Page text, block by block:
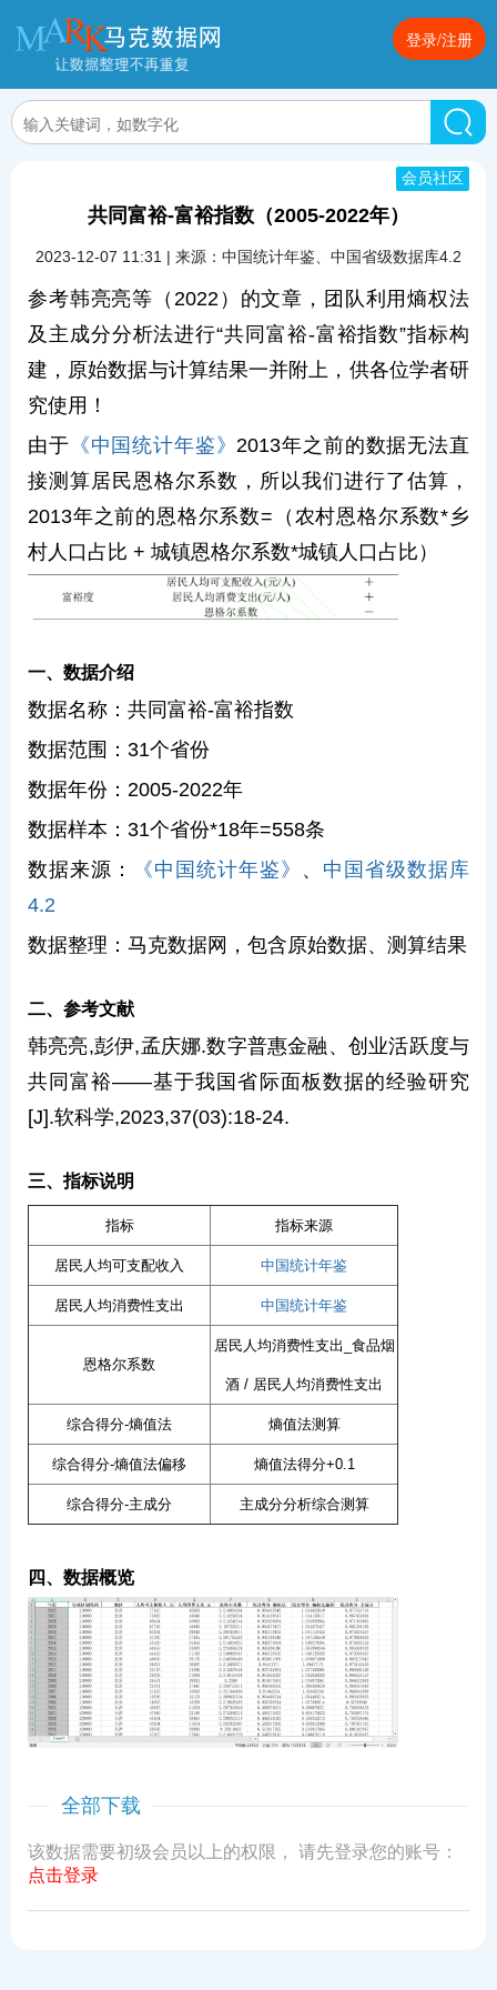
登录/注册
共同富裕-富裕指数（2005-2022年）
会员社区
2023-12-07 11:31 | 来源：中国统计年鉴、中国省级数据库4.2
参考韩亮亮等（2022）的文章，团队利用熵权法
及主成分分析法进行“共同富裕-富裕指数”指标构
建，原始数据与计算结果一并附上，供各位学者研
究使用！
由于 《中国统计年鉴》2013年之前的数据无法直
接测算居民恩格尔系数，所以我们进行了估算，
2013年之前的恩格尔系数=（农村恩格尔系数*乡
村人口占比 + 城镇恩格尔系数*城镇人口占比）
一、数据介绍
数据名称：共同富裕-富裕指数
数据范围：31个省份
数据年份：2005-2022年
数据样本：31个省份*18年=558条
数据来源：
《中国统计年鉴》 、 中国省级数据库
4.2
数据整理：马克数据网，包含原始数据、测算结果
二、参考文献
韩亮亮,彭伊,孟庆娜.数字普惠金融、创业活跃度与
共同富裕——基于我国省际面板数据的经验研究
[J].软科学,2023,37(03):18-24.
三、指标说明
指标 指标来源
居民人均可支配收入 中国统计年鉴
居民人均消费性支出 中国统计年鉴
恩格尔系数
居民人均消费性支出_食品烟
酒 / 居民人均消费性支出
综合得分-熵值法 熵值法测算
综合得分-熵值法偏移 熵值法得分+0.1
综合得分-主成分 主成分分析综合测算
四、数据概览
全部下载
该数据需要初级会员以上的权限， 请先登录您的账号：
点击登录